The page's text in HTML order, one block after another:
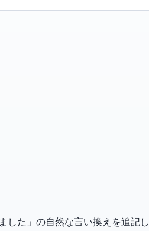
た」の自然な言い換えを追記し